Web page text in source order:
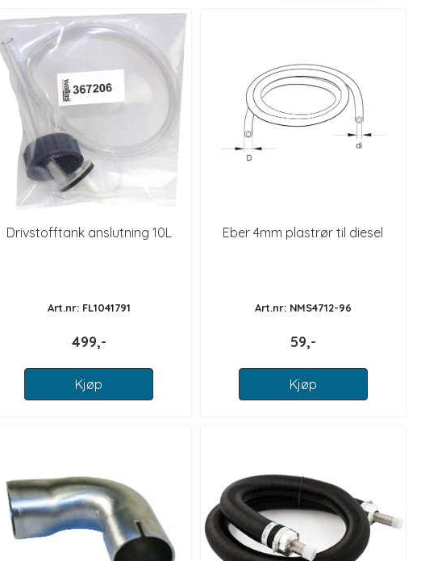
Drivstofftank anslutning 10L
Art.nr: FL1041791
499,-
Kjøp
Eber 4mm plastrør til diesel
Art.nr: NMS4712-96
59,-
Kjøp